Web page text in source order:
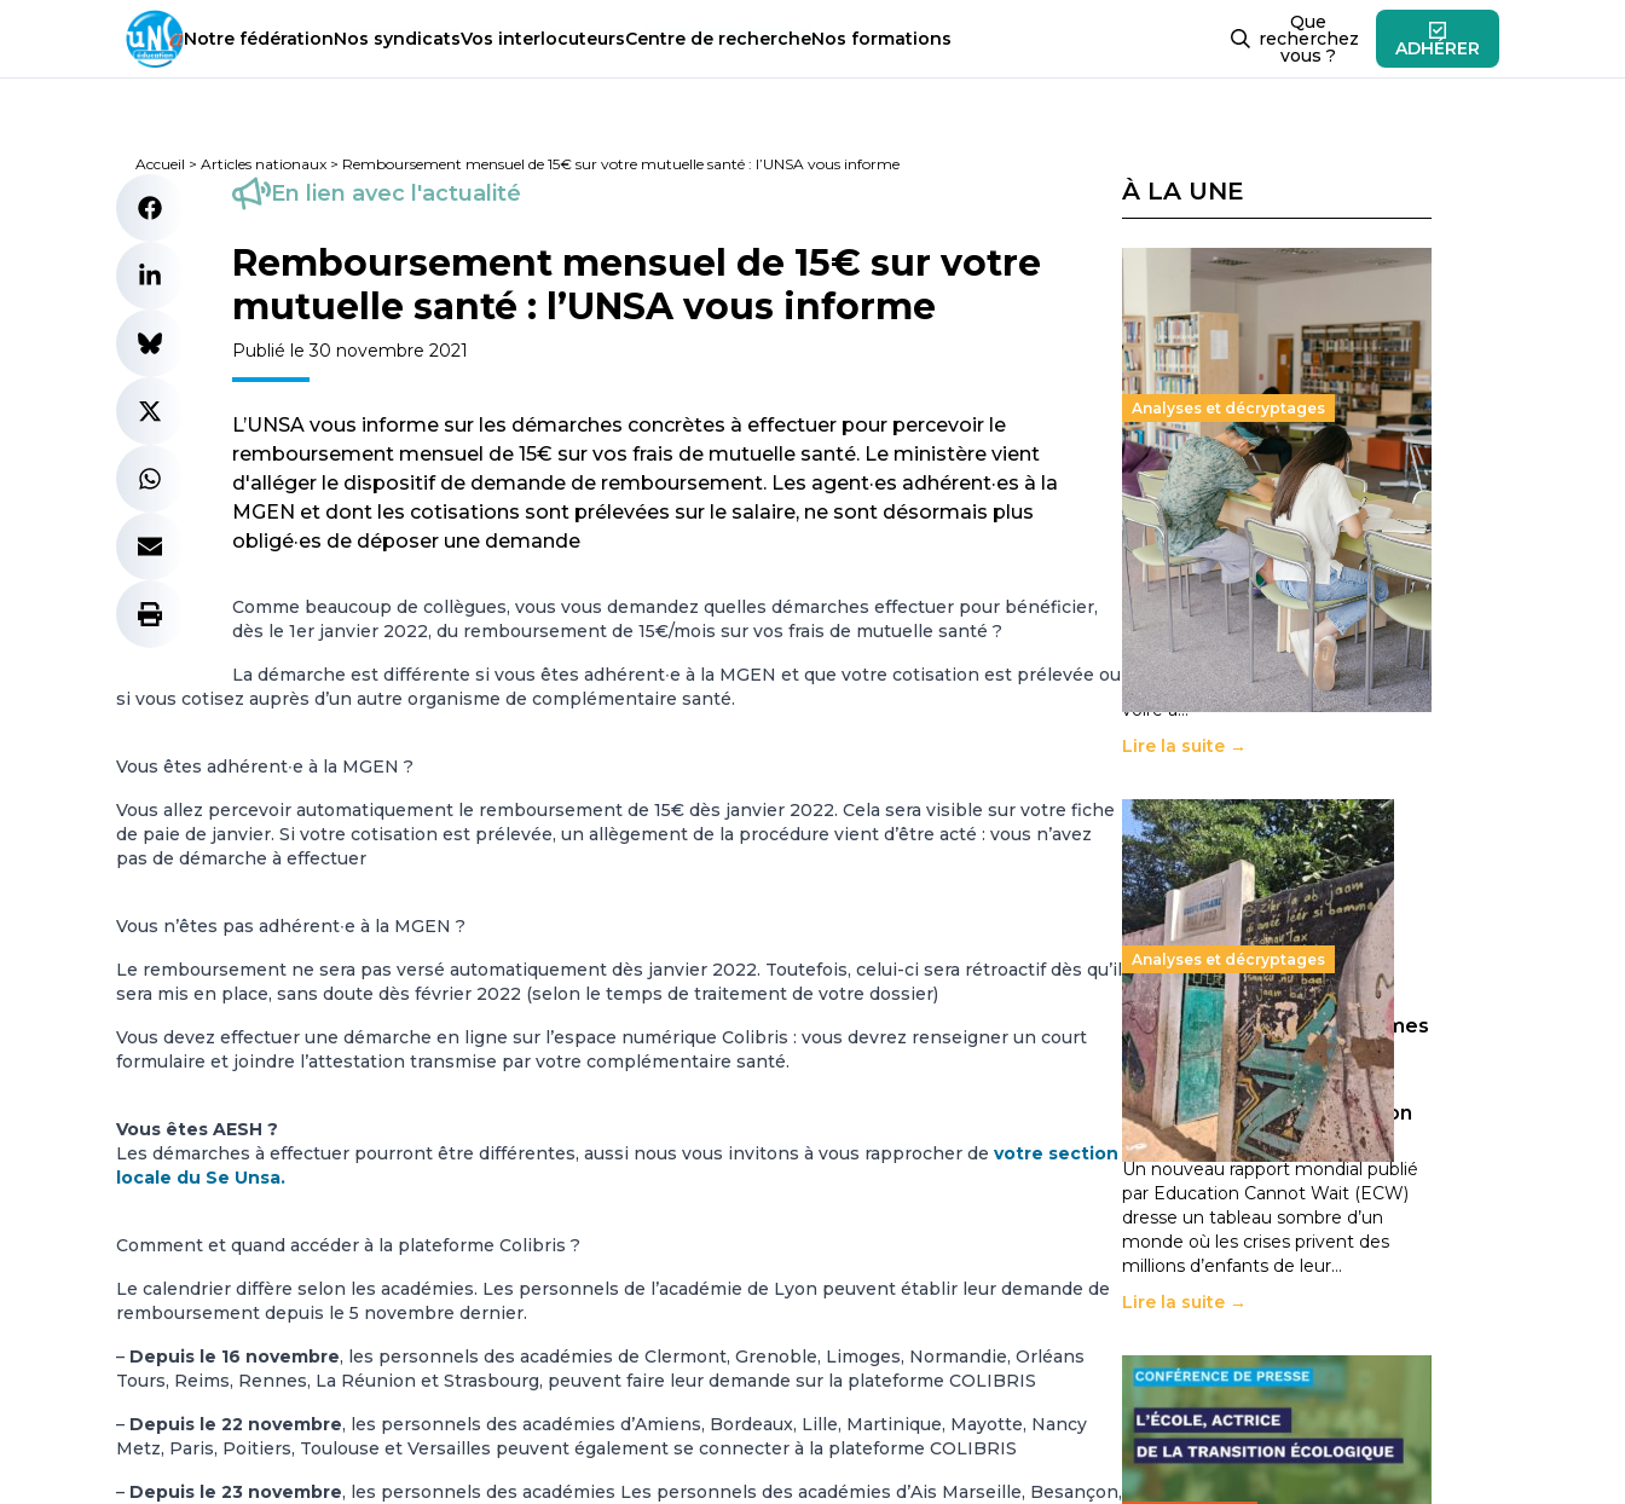
Notre fédérationNos syndicatsVos interlocuteursCentre de rechercheNos formations
Que
recherchez
vous ? ADHÉRER
Accueil > Articles nationaux > Remboursement mensuel de 15€ sur votre mutuelle santé : l’UNSA vous informe
En lien avec l'actualité
Remboursement mensuel de 15€ sur votre
mutuelle santé : l’UNSA vous informe
Publié le 30 novembre 2021
L’UNSA vous informe sur les démarches concrètes à effectuer pour percevoir le
remboursement mensuel de 15€ sur vos frais de mutuelle santé. Le ministère vient
d'alléger le dispositif de demande de remboursement. Les agent·es adhérent·es à la
MGEN et dont les cotisations sont prélevées sur le salaire, ne sont désormais plus
obligé·es de déposer une demande
Comme beaucoup de collègues, vous vous demandez quelles démarches effectuer pour bénéficier,
dès le 1er janvier 2022, du remboursement de 15€/mois sur vos frais de mutuelle santé ?
La démarche est différente si vous êtes adhérent∙e à la MGEN et que votre cotisation est prélevée ou
si vous cotisez auprès d’un autre organisme de complémentaire santé.
Vous êtes adhérent∙e à la MGEN ?
Vous allez percevoir automatiquement le remboursement de 15€ dès janvier 2022. Cela sera visible sur votre fiche
de paie de janvier. Si votre cotisation est prélevée, un allègement de la procédure vient d’être acté : vous n’avez
pas de démarche à effectuer
Vous n’êtes pas adhérent∙e à la MGEN ?
Le remboursement ne sera pas versé automatiquement dès janvier 2022. Toutefois, celui-ci sera rétroactif dès qu’il
sera mis en place, sans doute dès février 2022 (selon le temps de traitement de votre dossier)
Vous devez effectuer une démarche en ligne sur l’espace numérique Colibris : vous devrez renseigner un court
formulaire et joindre l’attestation transmise par votre complémentaire santé.
Vous êtes AESH ?
Les démarches à effectuer pourront être différentes, aussi nous vous invitons à vous rapprocher de votre section
locale du Se Unsa.
Comment et quand accéder à la plateforme Colibris ?
Le calendrier diffère selon les académies. Les personnels de l’académie de Lyon peuvent établir leur demande de
remboursement depuis le 5 novembre dernier.
– Depuis le 16 novembre, les personnels des académies de Clermont, Grenoble, Limoges, Normandie, Orléans
Tours, Reims, Rennes, La Réunion et Strasbourg, peuvent faire leur demande sur la plateforme COLIBRIS
– Depuis le 22 novembre, les personnels des académies d’Amiens, Bordeaux, Lille, Martinique, Mayotte, Nancy
Metz, Paris, Poitiers, Toulouse et Versailles peuvent également se connecter à la plateforme COLIBRIS
– Depuis le 23 novembre, les personnels des académies Les personnels des académies d’Ais Marseille, Besançon,
À LA UNE
Analyses et décryptages
Supérieur privé : une dérive
qui met à mal la promesse
républicaine
11 juillet 2026- National
Le projet de loi sur la régulation de
l’enseignement supérieur privé met
en lumière l’amplification d’un
système qui relègue l’acte
pédagogique au superfétatoire,
voire à…
Lire la suite →
Analyses et décryptages
258 millions d’enfants victimes
de la guerre, des chocs
climatiques et des
déplacements de population
11 juillet 2026 -National
Un nouveau rapport mondial publié
par Education Cannot Wait (ECW)
dresse un tableau sombre d’un
monde où les crises privent des
millions d’enfants de leur…
Lire la suite →